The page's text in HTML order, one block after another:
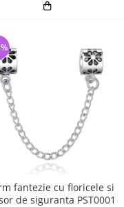
fantezie cu floricele si
de siguranta PST0001